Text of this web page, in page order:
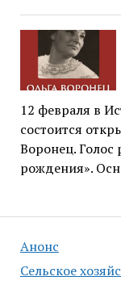
Анонс
Сельское
12 февраля в
состоится
Воронец.
рождения».